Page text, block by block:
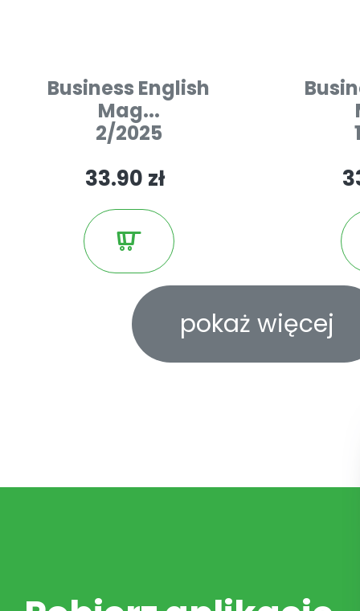
Business English
Mag...
2/2025
33.90 zł
pokaż więcej